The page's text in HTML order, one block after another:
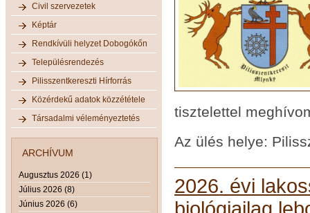
Civil szervezetek
Képtár
Rendkívüli helyzet Dobogókőn
Településrendezés
Pilisszentkereszti Hírforrás
Közérdekű adatok közzététele
Társadalmi véleményeztetés
ARCHÍVUM
Augusztus 2026 (1)
Július 2026 (8)
Június 2026 (6)
tisztelettel
Az ülés helye:
2026. évi